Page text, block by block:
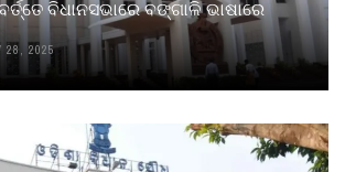
ବିଧାନସଭାରେ ବଙ୍ଗାଳି ଭାଷାରେ
28, 2025